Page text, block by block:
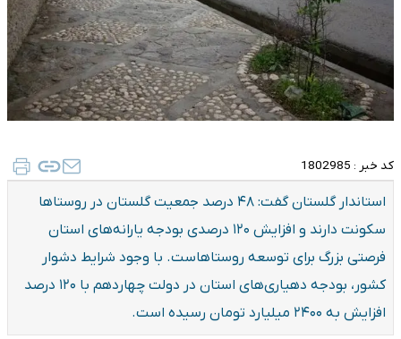
کد خبر : 1802985
استاندار گلستان گفت: ۴۸ درصد جمعیت گلستان در روستاها
سکونت دارند و افزایش ۱۲۰ درصدی بودجه یارانه‌های استان
فرصتی بزرگ برای توسعه روستاهاست. با وجود شرایط دشوار
کشور، بودجه دهیاری‌های استان در دولت چهاردهم با ۱۲۰ درصد
افزایش به ۲۴۰۰ میلیارد تومان رسیده است.